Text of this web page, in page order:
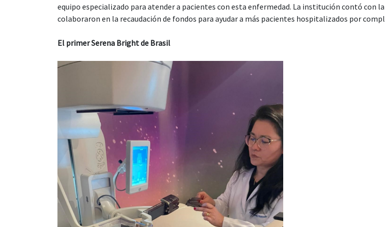
equipo especializado para atender a pacientes con esta enfermedad. La institución contó con
colaboraron en la recaudación de fondos para ayudar a más pacientes hospitalizados por
El primer Serena Bright de Brasil